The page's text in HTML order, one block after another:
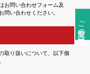
ご注文前の確認事項
お問い合わせフォーム及
問い合わせください。
取り扱いについて、以下個